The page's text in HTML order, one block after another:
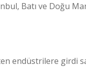
Batı ve Doğu
endüstrilere girdi